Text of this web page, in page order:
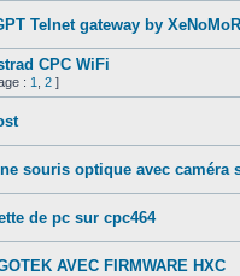
Telnet gateway by
CPC WiFi
: 1 2 ]
souris optique avec caméra
de pc sur cpc464
AVEC FIRMWARE HXC